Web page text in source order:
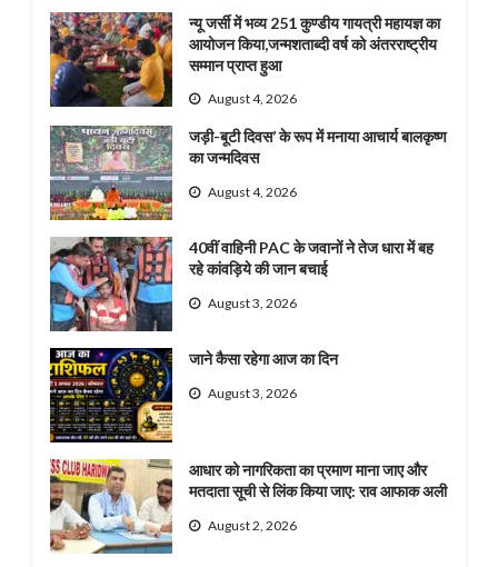
न्यू जर्सी में भव्य 251 कुण्डीय गायत्री महायज्ञ का
आयोजन किया,जन्मशताब्दी वर्ष को अंतरराष्ट्रीय
सम्मान प्राप्त हुआ
August 4, 2026
जड़ी-बूटी दिवस’ के रूप में मनाया आचार्य बालकृष्ण
का जन्मदिवस
August 4, 2026
40वीं वाहिनी PAC के जवानों ने तेज धारा में बह
रहे कांवड़िये की जान बचाई
August 3, 2026
जाने कैसा रहेगा आज का दिन
August 3, 2026
आधार को नागरिकता का प्रमाण माना जाए और
मतदाता सूची से लिंक किया जाए: राव आफाक अली
August 2, 2026